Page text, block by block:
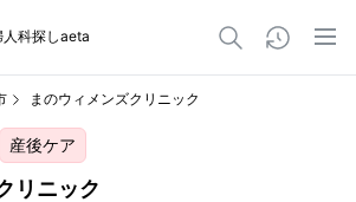
人科探しaeta
まのウィメンズクリニック
産後ケア
リニック